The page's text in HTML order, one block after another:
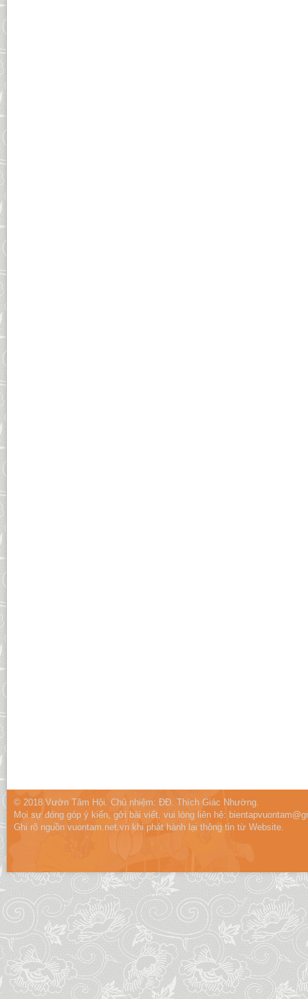
© 2018 Vườn Tâm Hội. Chủ nhiệm: ĐĐ. Thích Giác Nhường.
Mọi sự đóng góp ý kiến, gởi bài viết, vui lòng liên hệ:
Ghi rõ nguồn vuontam.net.vn khi phát hành lại thông tin từ Website.